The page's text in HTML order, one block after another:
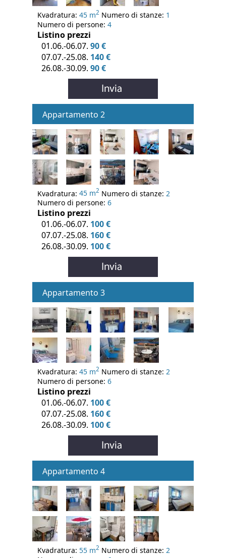
Kvadratura: 45 m2 Numero di stanze: 1
Numero di persone: 4
Listino prezzi
01.06.-06.07. 90 €
07.07.-25.08. 140 €
26.08.-30.09. 90 €
Appartamento 2
Kvadratura: 45 m2 Numero di stanze: 2
Numero di persone: 6
Listino prezzi
01.06.-06.07. 100 €
07.07.-25.08. 160 €
26.08.-30.09. 100 €
Appartamento 3
Kvadratura: 45 m2 Numero di stanze: 2
Numero di persone: 6
Listino prezzi
01.06.-06.07. 100 €
07.07.-25.08. 160 €
26.08.-30.09. 100 €
Appartamento 4
Kvadratura: 55 m2 Numero di stanze: 2